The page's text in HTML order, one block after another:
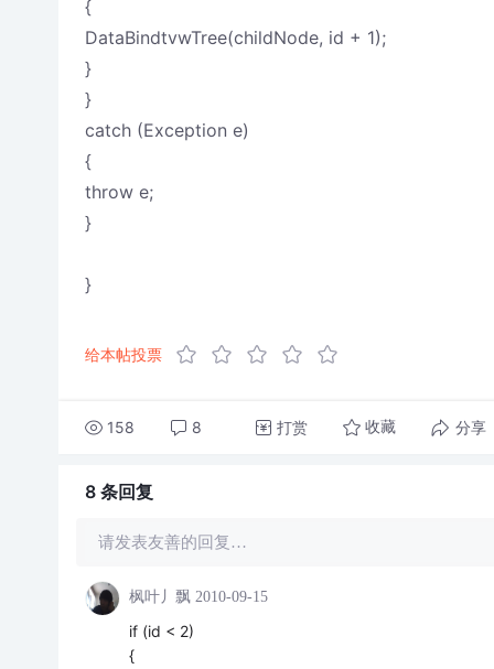
{
DataBindtvwTree(childNode, id + 1);
}
}
catch (Exception e)
{
throw e;
}
}
给本帖投票
158 8 打赏 收藏 分享
8 条回复
请发表友善的回复…
枫叶丿飘 2010-09-15
if (id < 2)
{